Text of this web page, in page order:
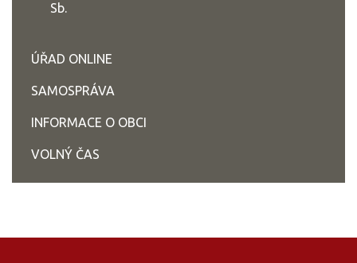
Sb.
ÚŘAD ONLINE
SAMOSPRÁVA
INFORMACE O OBCI
VOLNÝ ČAS